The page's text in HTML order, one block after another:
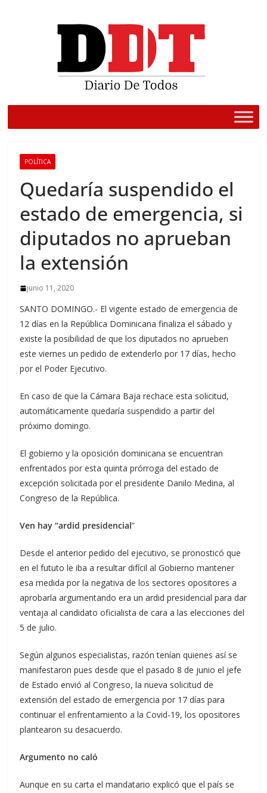
POLÍTICA
Quedaría suspendido el
estado de emergencia, si
diputados no aprueban
la extensión
junio 11, 2020
SANTO DOMINGO.- El vigente estado de emergencia de
12 días en la República Dominicana finaliza el sábado y
existe la posibilidad de que los diputados no aprueben
este viernes un pedido de extenderlo por 17 días, hecho
por el Poder Ejecutivo.
En caso de que la Cámara Baja rechace esta solicitud,
automáticamente quedaría suspendido a partir del
próximo domingo.
El gobierno y la oposición dominicana se encuentran
enfrentados por esta quinta prórroga del estado de
excepción solicitada por el presidente Danilo Medina, al
Congreso de la República.
Ven hay “ardid presidencial”
Desde el anterior pedido del ejecutivo, se pronosticó que
en el fututo le iba a resultar difícil al Gobierno mantener
esa medida por la negativa de los sectores opositores a
aprobarla argumentando era un ardid presidencial para dar
ventaja al candidato oficialista de cara a las elecciones del
5 de julio.
Según algunos especialistas, razón tenían quienes así se
manifestaron pues desde que el pasado 8 de junio el jefe
de Estado envió al Congreso, la nueva solicitud de
extensión del estado de emergencia por 17 días para
continuar el enfrentamiento a la Covid-19, los opositores
plantearon su desacuerdo.
Argumento no caló
Aunque en su carta el mandatario explicó que el país se